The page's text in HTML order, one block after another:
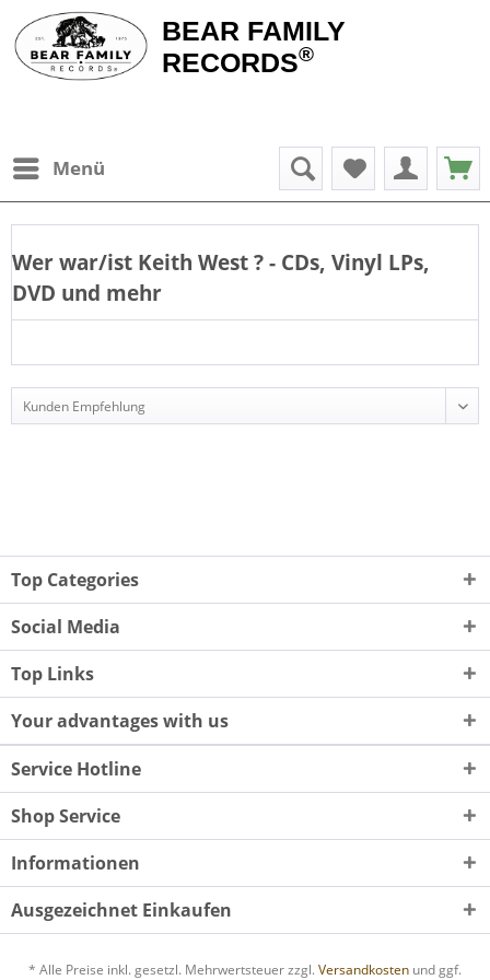
BEAR FAMILY
RECORDS®
Menü
Wer war/ist Keith West? - CDs, Vinyl LPs,
DVD und mehr
Top Categories
Social Media
Top Links
Your advantages with us
Service Hotline
Shop Service
Informationen
Ausgezeichnet Einkaufen
* Alle Preise inkl. gesetzl. Mehrwertsteuer zzgl. Versandkosten und ggf.